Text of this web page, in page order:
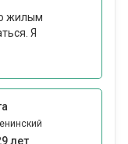
жилым
Я
лет